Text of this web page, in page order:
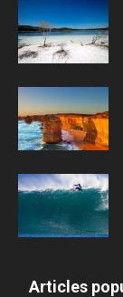
Articles